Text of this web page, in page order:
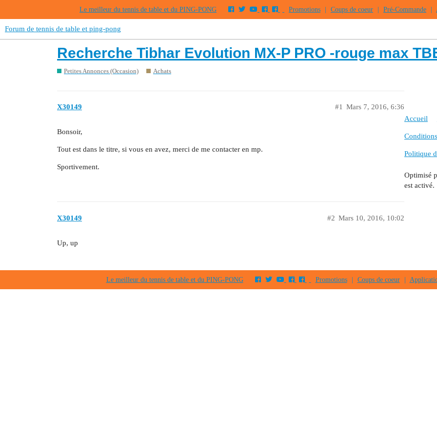
Le meilleur du tennis de table et du PING-PONG Promotions Coups de coeur Pré-Commande
Forum de tennis de table et ping-pong
Recherche Tibhar Evolution MX-P PRO -rouge max
Petites Annonces (Occasion) Achats
X30149 Mars 7, 2016, 6:36
#1
Bonsoir,
Tout est dans le titre, si vous en avez, merci de me contacter en mp.
Sportivement.
X30149 Mars 10, 2016, 10:02
#2
Up, up
Accueil
Politique
Optimisé
est activé.
Le meilleur du tennis de table et du PING-PONG Promotions | Coups de coeur |